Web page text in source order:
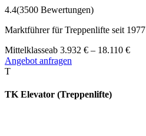
4.4(3500 Bewertungen)
Marktführer für Treppenlifte seit 1977
Mittelklasseab 3.932 € – 18.110 €
Angebot anfragen
T
TK Elevator (Treppenlifte)